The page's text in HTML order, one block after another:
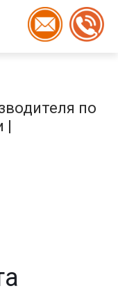
по
|